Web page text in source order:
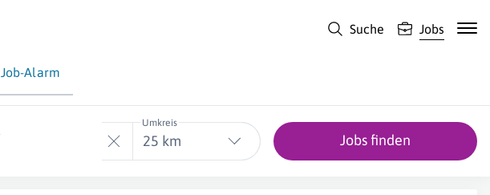
Suche Jobs
Job-Alarm
Umkreis
25 km Jobs finden